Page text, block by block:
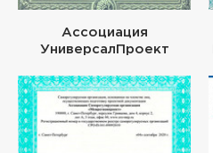
Ассоциация
УниверсалПроект